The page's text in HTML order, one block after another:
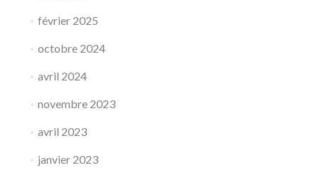
février 2025
octobre 2024
avril 2024
novembre 2023
avril 2023
janvier 2023